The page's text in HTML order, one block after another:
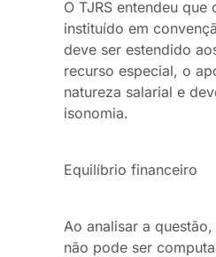
O TJRS entendeu
instituído em
deve ser estendido
recurso especial, o
natureza salarial e
isonomia.
Equilíbrio financeiro
Ao analisar a
não pode ser